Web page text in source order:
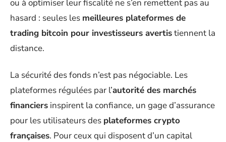
ou à optimiser leur fiscalité ne s’en remettent pas au
hasard : seules les meilleures plateformes de
trading bitcoin pour investisseurs avertistiennent la
distance.
La sécurité des fonds n’est pas négociable. Les
plateformes régulées par l’autorité des marchés
financiers inspirent la confiance, un gage d’assurance
pour les utilisateurs des plateformes crypto
françaises. Pour ceux qui disposent d’un capital